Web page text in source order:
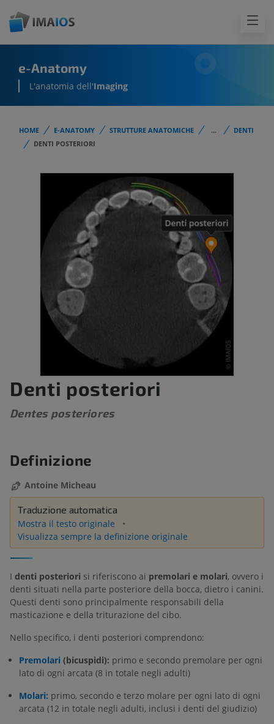
e-Anatomy
L'anatomia dell'Imaging
HOME E-ANATOMY STRUTTURE ANATOMICHE ...
DENTI
DENTI POSTERIORI
Denti posteriori
Dentes posteriores
Definizione
Antoine Micheau
Traduzione automatica
Mostra il testo originale
Visualizza sempre la definizione originale
I denti posteriori si riferiscono ai premolari e molari, ovvero i
denti situati nella parte posteriore della bocca, dietro i canini.
Questi denti sono principalmente responsabili della
masticazione e della triturazione del cibo.
Nello specifico, i denti posteriori comprendono:
Premolari (bicuspidi): primo e secondo premolare per ogni
lato di ogni arcata (8 in totale negli adulti)
Molari: primo, secondo e terzo molare per ogni lato di ogni
arcata (12 in totale negli adulti, inclusi i denti del giudizio)